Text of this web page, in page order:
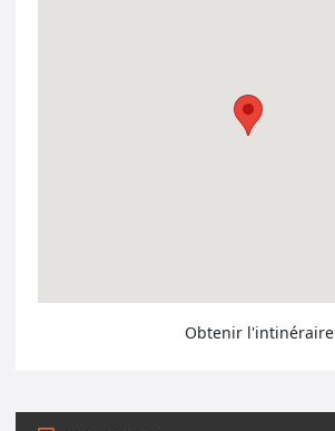
Obtenir l'intinéraire